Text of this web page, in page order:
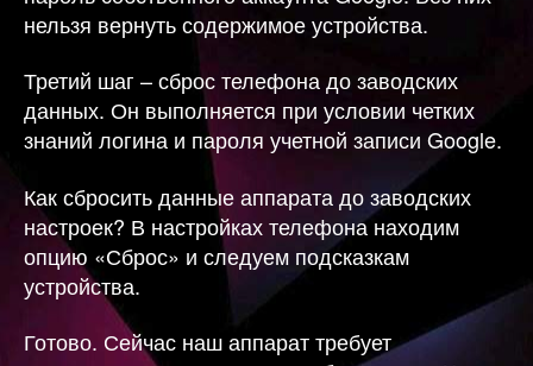
нельзя вернуть содержимое устройства.
Третий шаг – сброс телефона до заводских
данных. Он выполняется при условии четких
знаний логина и пароля учетной записи Google.
Как сбросить данные аппарата до заводских
настроек? В настройках телефона находим
опцию «Сброс» и следуем подсказкам
устройства.
Готово. Сейчас наш аппарат требует